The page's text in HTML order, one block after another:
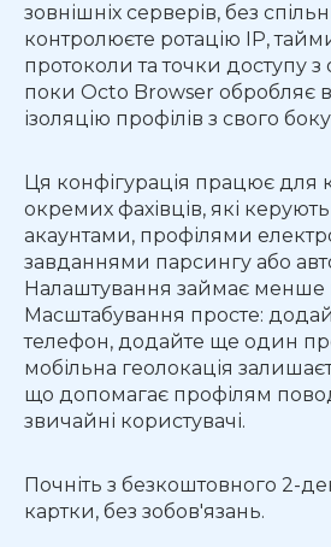
зовнішніх серверів, без
контролюєте ротацію IP,
протоколи та точки доступу з
поки Octo Browser обробляє
ізоляцію профілів з свого
Ця конфігурація працює для
окремих фахівців, які
акаунтами, профілями
завданнями парсингу або
Налаштування займає менше
Масштабування просте:
телефон, додайте ще один
мобільна геолокація
що допомагає профілям
звичайні користувачі.
Почніть з безкоштовного 2-
картки, без зобов'язань.